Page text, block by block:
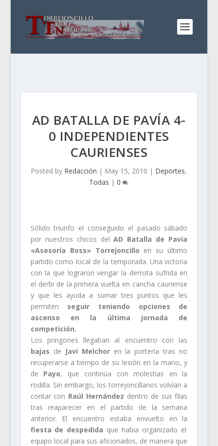
AD BATALLA DE PAVÍA 4-
0 INDEPENDIENTES
CAURIENSES
Posted by Redacción | May 15, 2010 | Deportes,
Todas |0
Sólido triunfo el conseguido el pasado sábado
por nuestros chicos delAD Batalla de Pavía
«Asesoría Boss» Torrejoncillo en su último
partido como local de la temporada. Una victoria
con la que lograron vengar la derrota sufrida en
el derbi de la primera vuelta en cancha cauriense
y que les ayuda a sumar tres puntos que les
permiten seguir teniendo opciones de
ascenso en la última jornada de
competición.
Los pringones llegaban al encuentro con las
bajas de Javi Melchor en la portería tras no
recuperarse a tiempo de su lesión en la mano, y
de Payo, que continúa con molestias en la
rodilla. Sin embargo, los torrejoncillanos volvían a
contar con Raúl Hernández dentro de sus filas
tras reaparecer en el partido de la semana
anterior. El encuentro estaba envuelto en la
fiesta de despedida que habia organizado el
equipo local para sus aficionados, de manera que